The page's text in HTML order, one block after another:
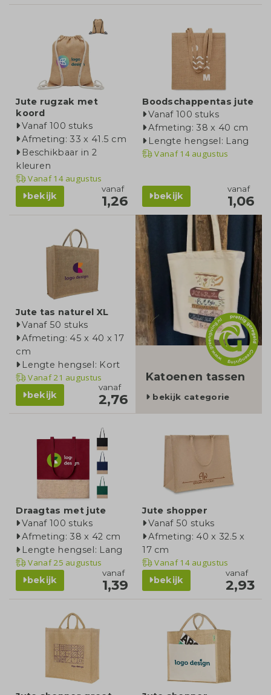
Jute rugzak met
koord
Vanaf 100 stuks
Afmeting: 33 x 41.5 cm
Beschikbaar in 2
kleuren
Vanaf14 augustus
bekijk
vanaf
1,26
Boodschappentas jute
Vanaf 100 stuks
Afmeting: 38 x 40 cm
Lengte hengsel: Lang
Vanaf14 augustus
bekijk
vanaf
1,06
Jute tas naturel XL
Vanaf 50 stuks
Afmeting: 45 x 40 x 17
cm
Lengte hengsel: Kort
Vanaf21 augustus
bekijk
vanaf
2,76
categorie
Katoenen tassen
bekijk categorie
Draagtas met jute
Vanaf 100 stuks
Afmeting: 38 x 42 cm
Lengte hengsel: Lang
Vanaf25 augustus
bekijk
vanaf
1,39
Jute shopper
Vanaf 50 stuks
Afmeting: 40 x 32.5 x
17 cm
Vanaf14 augustus
bekijk
vanaf
2,93